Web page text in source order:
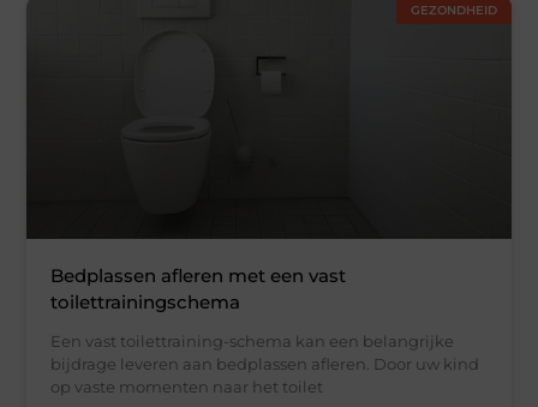
GEZONDHEID
Bedplassen afleren met een vast
toilettrainingschema
Een vast toilettraining-schema kan een belangrijke
bijdrage leveren aan bedplassen afleren. Door uw kind
op vaste momenten naar het toilet